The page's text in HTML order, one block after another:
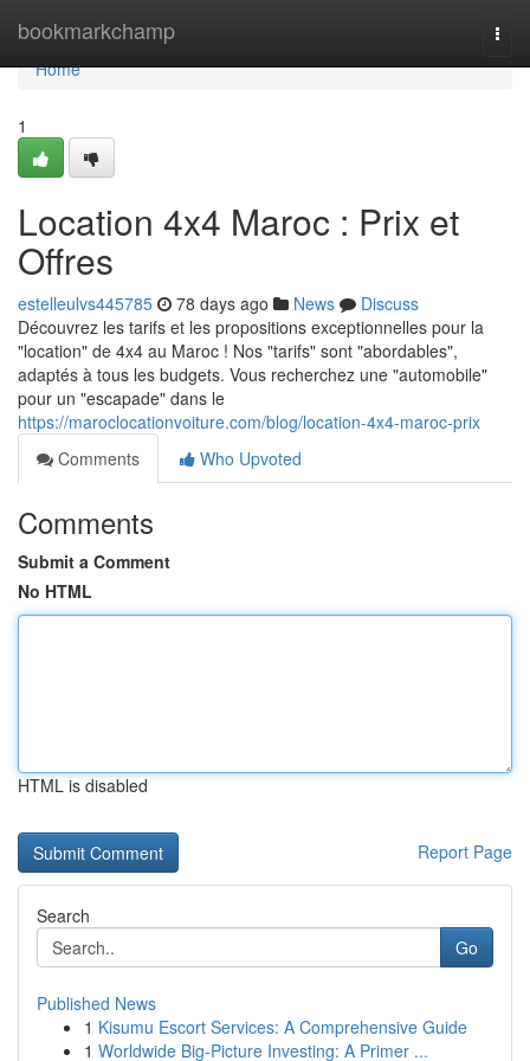
bookmarkchamp
Home
Home
1
Location 4x4 Maroc : Prix et
Offres
estelleulvs445785 78 days ago News
Discuss
Découvrez les tarifs et les propositions exceptionnelles pour la
"location" de 4x4 au Maroc ! Nos "tarifs" sont "abordables",
adaptés à tous les budgets. Vous recherchez une "automobile"
pour un "escapade" dans le
https://maroclocationvoiture.com/blog/location-4x4-maroc-prix
Comments
Who Upvoted
Comments
Submit a Comment
No HTML
HTML is disabled
Report Page
Search
Go
Published News
1 Kisumu Escort Services: A Comprehensive Guide
1 Worldwide Big-Picture Investing: A Primer ...